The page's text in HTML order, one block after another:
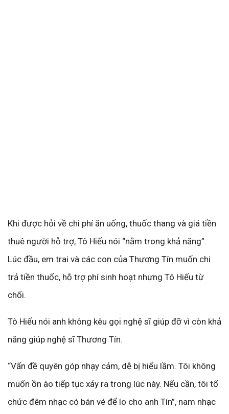
Khi được hỏi về chi phí ăn uống, thuốc thang và giá tiền
thuê người hỗ trợ, Tô Hiếu nói “nằm trong khả năng”.
Lúc đầu, em trai và các con của Thương Tín muốn chi
trả tiền thuốc, hỗ trợ phí sinh hoạt nhưng Tô Hiếu từ
chối.
Tô Hiếu nói anh không kêu gọi nghệ sĩ giúp đỡ vì còn khả
năng giúp nghệ sĩ Thương Tín.
“Vấn đề quyên góp nhạy cảm, dễ bị hiểu lầm. Tôi không
muốn ồn ào tiếp tục xảy ra trong lúc này. Nếu cần, tôi tổ
chức đêm nhạc có bán vé để lo cho anh Tín”, nam nhạc